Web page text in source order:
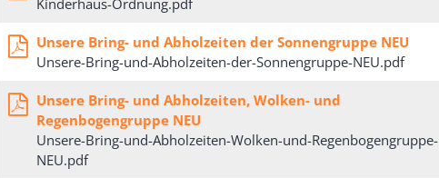
Kinderhaus-Ordnung.pdf
Unsere Bring- und Abholzeiten der Sonnengruppe NEU
Unsere-Bring-und-Abholzeiten-der-Sonnengruppe-NEU.pdf
Unsere Bring- und Abholzeiten, Wolken- und
Regenbogengruppe NEU
Unsere-Bring-und-Abholzeiten-Wolken-und-Regenbogengruppe-
NEU.pdf